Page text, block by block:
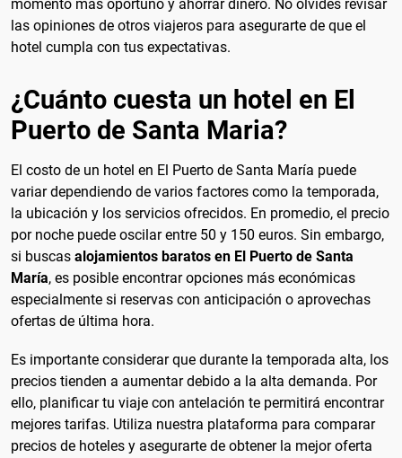
momento más oportuno y ahorrar dinero. No olvides revisar
las opiniones de otros viajeros para asegurarte de que el
hotel cumpla con tus expectativas.
¿Cuánto cuesta un hotel en El
Puerto de Santa Maria?
El costo de un hotel en El Puerto de Santa María puede
variar dependiendo de varios factores como la temporada,
la ubicación y los servicios ofrecidos. En promedio, el precio
por noche puede oscilar entre 50 y 150 euros. Sin embargo,
si buscas alojamientos baratos en El Puerto de Santa
María, es posible encontrar opciones más económicas
especialmente si reservas con anticipación o aprovechas
ofertas de última hora.
Es importante considerar que durante la temporada alta, los
precios tienden a aumentar debido a la alta demanda. Por
ello, planificar tu viaje con antelación te permitirá encontrar
mejores tarifas. Utiliza nuestra plataforma para comparar
precios de hoteles y asegurarte de obtener la mejor oferta